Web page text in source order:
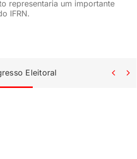
representaria um importante
IFRN.
Eleitoral  